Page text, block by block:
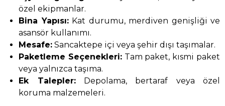
özel ekipmanlar.
Bina Yapısı:Kat durumu, merdiven genişliği ve
asansör kullanımı.
Mesafe: Sancaktepe içi veya şehir dışı taşımalar.
Paketleme Seçenekleri:Tam paket, kısmi paket
veya yalnızca taşıma.
Ek Talepler:Depolama, bertaraf veya özel
koruma malzemeleri.